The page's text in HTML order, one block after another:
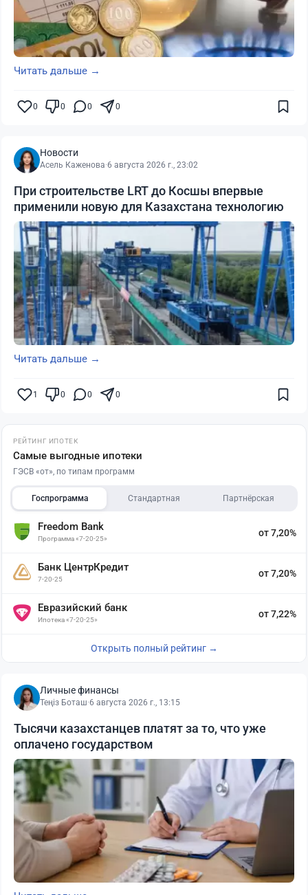
Читать дальше →
0 0 0 0
Новости
Асель Каженова·6 августа 2026 г., 23:02
При строительстве LRT до Косшы впервые
применили новую для Казахстана технологию
Читать дальше →
1 0 0 0
РЕЙТИНГ ИПОТЕК
Самые выгодные ипотеки
ГЭСВ «от», по типам программ
Госпрограмма Стандартная Партнёрская
Freedom Bank
Программа «7-20-25»
от 7,20%
Банк ЦентрКредит
7-20-25
от 7,20%
Евразийский банк
Ипотека «7-20-25»
от 7,22%
Открыть полный рейтинг →
Личные финансы
Теңіз Боташ·6 августа 2026 г., 13:15
Тысячи казахстанцев платят за то, что уже
оплачено государством